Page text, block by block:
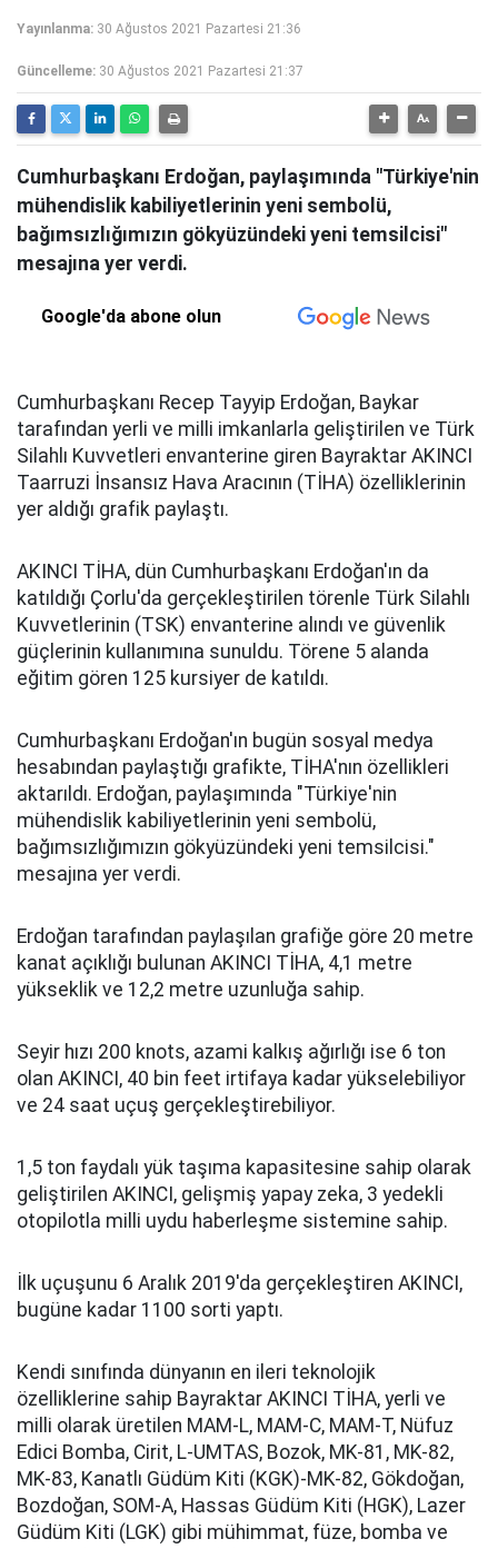
Yayınlanma: 30 Ağustos 2021 Pazartesi 21:36
Güncelleme: 30 Ağustos 2021 Pazartesi 21:37
Cumhurbaşkanı Erdoğan, paylaşımında "Türkiye'nin
mühendislik kabiliyetlerinin yeni sembolü,
bağımsızlığımızın gökyüzündeki yeni temsilcisi"
mesajına yer verdi.
Google'da abone olun
Cumhurbaşkanı Recep Tayyip Erdoğan, Baykar
tarafından yerli ve milli imkanlarla geliştirilen ve Türk
Silahlı Kuvvetleri envanterine giren Bayraktar AKINCI
Taarruzi İnsansız Hava Aracının (TİHA) özelliklerinin
yer aldığı grafik paylaştı.
AKINCI TİHA, dün Cumhurbaşkanı Erdoğan'ın da
katıldığı Çorlu'da gerçekleştirilen törenle Türk Silahlı
Kuvvetlerinin (TSK) envanterine alındı ve güvenlik
güçlerinin kullanımına sunuldu. Törene 5 alanda
eğitim gören 125 kursiyer de katıldı.
Cumhurbaşkanı Erdoğan'ın bugün sosyal medya
hesabından paylaştığı grafikte, TİHA'nın özellikleri
aktarıldı. Erdoğan, paylaşımında "Türkiye'nin
mühendislik kabiliyetlerinin yeni sembolü,
bağımsızlığımızın gökyüzündeki yeni temsilcisi."
mesajına yer verdi.
Erdoğan tarafından paylaşılan grafiğe göre 20 metre
kanat açıklığı bulunan AKINCI TİHA, 4,1 metre
yükseklik ve 12,2 metre uzunluğa sahip.
Seyir hızı 200 knots, azami kalkış ağırlığı ise 6 ton
olan AKINCI, 40 bin feet irtifaya kadar yükselebiliyor
ve 24 saat uçuş gerçekleştirebiliyor.
1,5 ton faydalı yük taşıma kapasitesine sahip olarak
geliştirilen AKINCI, gelişmiş yapay zeka, 3 yedekli
otopilotla milli uydu haberleşme sistemine sahip.
İlk uçuşunu 6 Aralık 2019'da gerçekleştiren AKINCI,
bugüne kadar 1100 sorti yaptı.
Kendi sınıfında dünyanın en ileri teknolojik
özelliklerine sahip Bayraktar AKINCI TİHA, yerli ve
milli olarak üretilen MAM-L, MAM-C, MAM-T, Nüfuz
Edici Bomba, Cirit, L-UMTAS, Bozok, MK-81, MK-82,
MK-83, Kanatlı Güdüm Kiti (KGK)-MK-82, Gökdoğan,
Bozdoğan, SOM-A, Hassas Güdüm Kiti (HGK), Lazer
Güdüm Kiti (LGK) gibi mühimmat, füze, bomba ve